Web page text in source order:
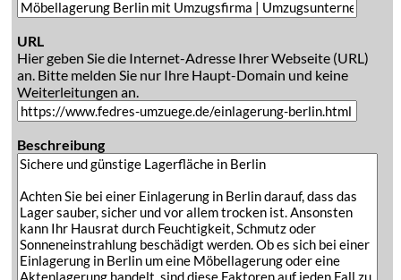
URL
Hier geben Sie die Internet-Adresse Ihrer Webseite (URL)
an. Bitte melden Sie nur Ihre Haupt-Domain und keine
Weiterleitungen an.
Beschreibung